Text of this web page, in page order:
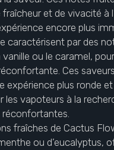
et de vivacité à
encore plus
caractérisent par des
ou le caramel,
Ces
expérience plus ronde
les vapoteurs à la
fraîches de Cactus
ou d’eucalyptus,